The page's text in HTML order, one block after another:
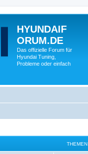
HYUNDAIF
ORUM.DE
Das offizielle Forum für
Hyundai Tuning,
Probleme oder einfach
THEMEN